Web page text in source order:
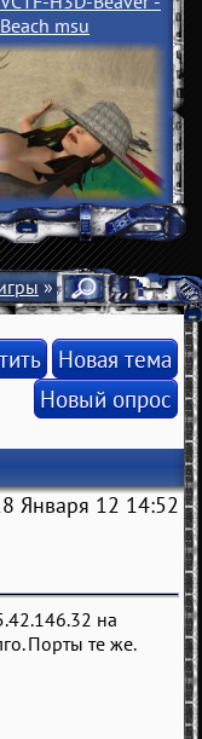
Beach msu
» Minecraft
Новая тема
Новый опрос
Января 12 14:52
на
Порты те же.